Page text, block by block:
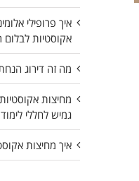
איך פרופילי
אקוסטיות לבלום
מה זה דירוג
מחיצות
גמיש לחללי
איך מחיצות